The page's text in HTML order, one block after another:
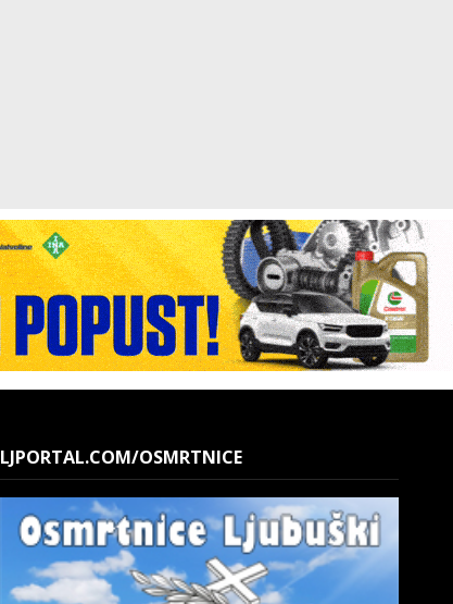
LJPORTAL.COM/OSMRTNICE